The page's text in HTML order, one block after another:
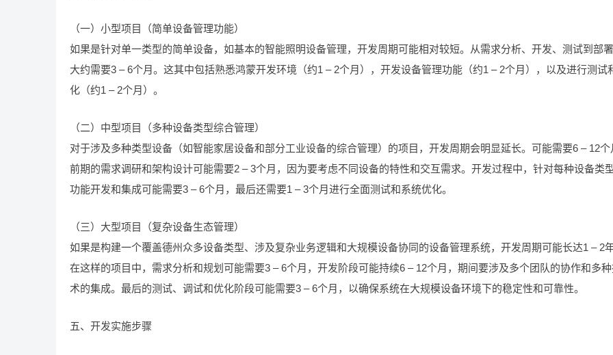
（一）小型项目（简单设备管理功能）
如果是针对单一类型的简单设备，如基本的智能照明设备管理，开发周期可能相对较短。从需求分析、开发、测试到部署
大约需要3 – 6个月。这其中包括熟悉鸿蒙开发环境（约1 – 2个月），开发设备管理功能（约1 – 2个月），以及进行测试
化（约1 – 2个月）。
（二）中型项目（多种设备类型综合管理）
对于涉及多种类型设备（如智能家居设备和部分工业设备的综合管理）的项目，开发周期会明显延长。可能需要6 – 12个
前期的需求调研和架构设计可能需要2 – 3个月，因为要考虑不同设备的特性和交互需求。开发过程中，针对每种设备类
功能开发和集成可能需要3 – 6个月，最后还需要1 – 3个月进行全面测试和系统优化。
（三）大型项目（复杂设备生态管理）
如果是构建一个覆盖德州众多设备类型、涉及复杂业务逻辑和大规模设备协同的设备管理系统，开发周期可能长达1 – 2年
在这样的项目中，需求分析和规划可能需要3 – 6个月，开发阶段可能持续6 – 12个月，期间要涉及多个团队的协作和多种
术的集成。最后的测试、调试和优化阶段可能需要3 – 6个月，以确保系统在大规模设备环境下的稳定性和可靠性。
五、开发实施步骤